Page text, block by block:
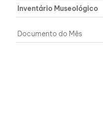
Inventário Museológico
Documento do Mês